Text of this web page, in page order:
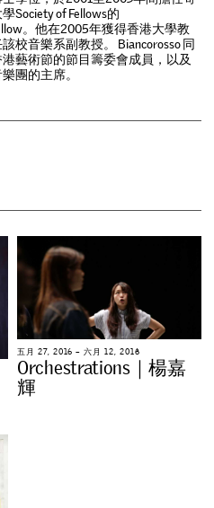
學SocietyofFellows的
llow。他在2005年獲得香港大學教
該校音樂系副教授。 Biancorosso同
港藝術節的節目籌委會成員 ， 以及
樂團的主席。
五月 27, 2016 – 六月 12, 2016
Orchestrations｜楊嘉
輝